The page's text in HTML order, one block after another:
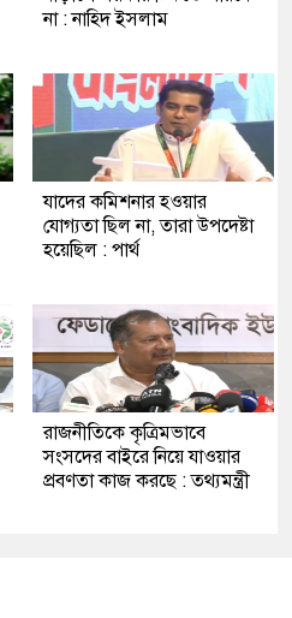
না : নাহিদ ইসলাম
যাদের কমিশনার হওয়ার
যোগ্যতা ছিল না, তারা উপদেষ্টা
হয়েছিল : পার্থ
রাজনীতিকে কৃত্রিমভাবে
সংসদের বাইরে নিয়ে যাওয়ার
প্রবণতা কাজ করছে : তথ্যমন্ত্রী